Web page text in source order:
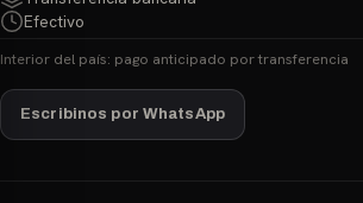
Efectivo
Interior del país: pago anticipado por transferencia
Escribinos por WhatsApp